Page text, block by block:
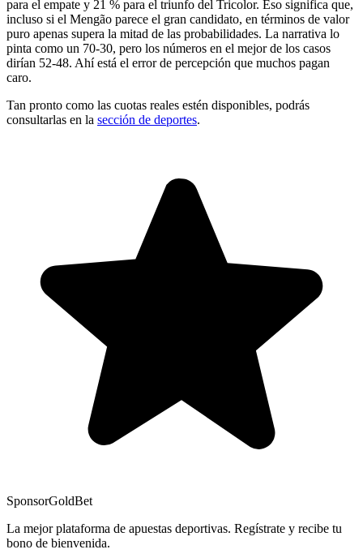
para el empate y 21 % para el triunfo del Tricolor. Eso significa que,
incluso si el Mengão parece el gran candidato, en términos de valor
puro apenas supera la mitad de las probabilidades. La narrativa lo
pinta como un 70-30, pero los números en el mejor de los casos
dirían 52-48. Ahí está el error de percepción que muchos pagan
caro.
Tan pronto como las cuotas reales estén disponibles, podrás
consultarlas en la sección de deportes.
SponsorGoldBet
La mejor plataforma de apuestas deportivas. Regístrate y recibe tu
bono de bienvenida.